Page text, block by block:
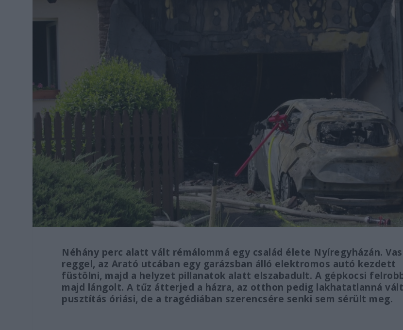
Néhány perc alatt vált rémálommá egy család élete Nyíregyházán.
reggel, az Arató utcában egy garázsban álló elektromos autó kezdett
füstölni, majd a helyzet pillanatok alatt elszabadult. A gépkocsi
majd lángolt. A tűz átterjed a házra, az otthon pedig lakhatatlanná
pusztítás óriási, de a tragédiában szerencsére senki sem sérült meg.